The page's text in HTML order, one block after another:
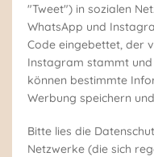
"Tweet") in sozialen
WhatsApp und
Code eingebettet, der
Instagram stammt
können bestimmte
Werbung speichern
Bitte lies die
Netzwerke (die sich